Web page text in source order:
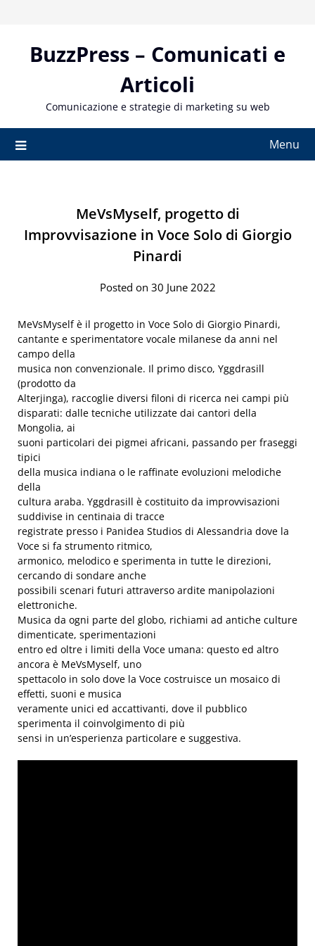
contentBuzzPress – Comunicati e
Articoli
Comunicazione e strategie di marketing su web
Menu
MeVsMyself, progetto di
Improvvisazione in Voce Solo di Giorgio
Pinardi
Posted on 30 June 2022
MeVsMyself è il progetto in Voce Solo di Giorgio Pinardi,
cantante e sperimentatore vocale milanese da anni nel
campo della
musica non convenzionale. Il primo disco, Yggdrasill
(prodotto da
Alterjinga), raccoglie diversi filoni di ricerca nei campi più
disparati: dalle tecniche utilizzate dai cantori della
Mongolia, ai
suoni particolari dei pigmei africani, passando per fraseggi
tipici
della musica indiana o le raffinate evoluzioni melodiche
della
cultura araba. Yggdrasill è costituito da improvvisazioni
suddivise in centinaia di tracce
registrate presso i Panidea Studios di Alessandria dove la
Voce si fa strumento ritmico,
armonico, melodico e sperimenta in tutte le direzioni,
cercando di sondare anche
possibili scenari futuri attraverso ardite manipolazioni
elettroniche.
Musica da ogni parte del globo, richiami ad antiche culture
dimenticate, sperimentazioni
entro ed oltre i limiti della Voce umana: questo ed altro
ancora è MeVsMyself, uno
spettacolo in solo dove la Voce costruisce un mosaico di
effetti, suoni e musica
veramente unici ed accattivanti, dove il pubblico
sperimenta il coinvolgimento di più
sensi in un’esperienza particolare e suggestiva.